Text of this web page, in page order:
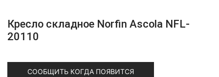
Кресло складное Norfin Ascola NFL-
20110
СООБЩИТЬ КОГДА ПОЯВИТСЯ